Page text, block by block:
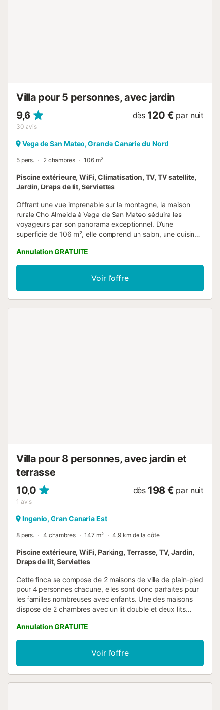
Villa pour 5 personnes, avec jardin
9,6
30 avis
dès 120 € par nuit
Vega de San Mateo, Grande Canarie du Nord
5 pers. 2 chambres 106 m²
Piscine extérieure, WiFi, Climatisation, TV, TV satellite,
Jardin, Draps de lit, Serviettes
Offrant une vue imprenable sur la montagne, la maison
rurale Cho Almeida à Vega de San Mateo séduira les
voyageurs par son panorama exceptionnel. D’une
superficie de 106 m², elle comprend un salon, une cuisine
pouvant accueillir jusqu’à 5 personnes. Vous bénéficierez
également du Wi-Fi haut débit adapté aux appels vidéo,
d’un espace de travail dédié, d’une télévision, de la
climatisation et d’un lave-linge. Sur demande, une chaise
haute et un lit bébé sont disponibles pour les enfants, ainsi
Annulation GRATUITE
Voir l’offre
Villa pour 8 personnes, avec jardin et
terrasse
10,0
1 avis
dès 198 € par nuit
Ingenio, Gran Canaria Est
8 pers. 4 chambres 147 m² 4,9 km de la côte
Piscine extérieure, WiFi, Parking, Terrasse, TV, Jardin,
Draps de lit, Serviettes
Cette finca se compose de 2 maisons de ville de plain-pied
pour 4 personnes chacune, elles sont donc parfaites pour
les familles nombreuses avec enfants. Une des maisons
dispose de 2 chambres avec un lit double et deux lits
L'autre maison dispose de 2 autres chambres de même
disposition et de 2 salles de bain complètes avec douche.
Le tout construit dans un style traditionnel canarien. Les
deux maisons de Finca Algodones offrent une cuisine
entièrement équipée avec tout ce dont vous avez besoin,
Annulation GRATUITE
Voir l’offre